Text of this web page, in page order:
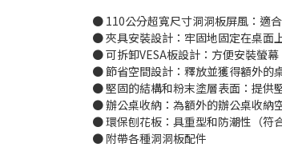
● 110公分超寬尺寸洞洞板屏風：適
● 夾具安裝設計：牢固地固定在桌面
● 可拆卸VESA板設計：方便安裝螢幕
● 節省空間設計：釋放並獲得額外的
● 堅固的結構和粉末塗層表面：提供
● 辦公桌收納：為額外的辦公桌收納
● 環保刨花板：具重型和防潮性（符
● 附帶各種洞洞板配件